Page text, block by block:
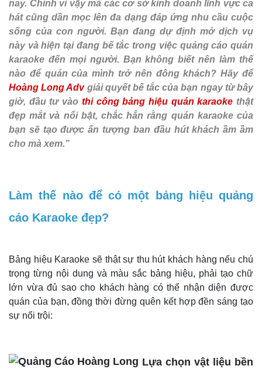
nay. Chính vì vậy mà các cơ sở kinh doanh lĩnh vực ca
hát cũng dần mọc lên đa dạng đáp ứng nhu cầu cuộc
sống của con người. Bạn đang dự định mở dịch vụ
này và hiện tại đang bế tắc trong việc quảng cáo quán
karaoke đến mọi người. Bạn không biết nên làm thế
nào để quán của mình trở nên đông khách? Hãy để
Hoàng Long Advgiải quyết bế tắc của bạn ngay từ bây
giờ, đầu tư vào thi công bảng hiệu quán karaoke thật
đẹp mắt và nổi bật, chắc hẳn rằng quán karaoke của
bạn sẽ tạo được ấn tượng ban đầu hút khách ầm ầm
cho mà xem.”
Làm thế nào để có một bảng hiệu quảng
cáo Karaoke đẹp?
Bảng hiệu Karaoke sẽ thật sự thu hút khách hàng nếu chú
trọng từng nội dung và màu sắc bảng hiệu, phải tạo chữ
lớn vừa đủ sao cho khách hàng có thể nhận diện được
quán của bạn, đồng thời đừng quên kết hợp đền sáng tạo
sự nổi trội:
Lựa chọn vật liệu bền